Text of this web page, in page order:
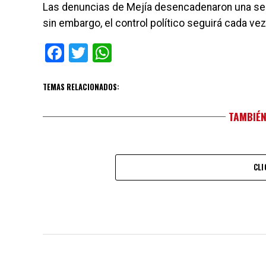
Las denuncias de Mejía desencadenaron una
sin embargo, el control político seguirá cada
Facebook
Twitter
TEMAS RELACIONADOS: